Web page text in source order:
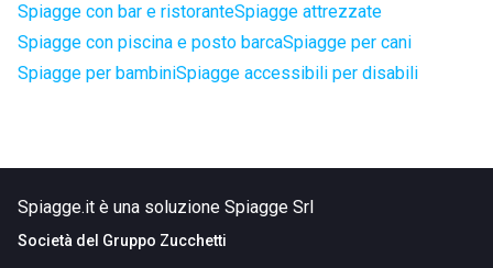
Spiagge con bar e ristoranteSpiagge attrezzate
Spiagge con piscina e posto barcaSpiagge per cani
Spiagge per bambiniSpiagge accessibili per disabili
Spiagge.it è una soluzione Spiagge Srl
Società del Gruppo Zucchetti